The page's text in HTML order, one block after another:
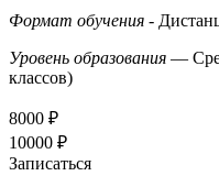
Формат обучения -
Уровень образования —
классов)
8000 ₽
10000 ₽
Записаться